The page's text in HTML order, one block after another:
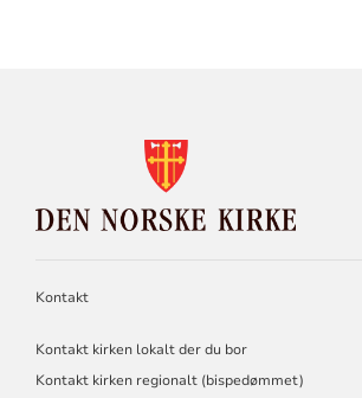
NORSKE
KIRKE
Kontakt
Kontakt kirken lokalt der du bor
Kontakt kirken regionalt (bispedømmet)